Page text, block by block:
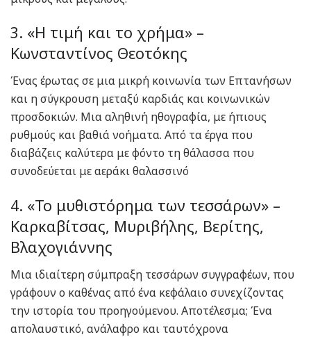
3. «Η τιμή και το χρήμα» –
Κωνσταντίνος Θεοτόκης
Ένας έρωτας σε μια μικρή κοινωνία των Επτανήσων
και η σύγκρουση μεταξύ καρδιάς και κοινωνικών
προσδοκιών. Μια αληθινή ηθογραφία, με ήπιους
ρυθμούς και βαθιά νοήματα. Από τα έργα που
διαβάζεις καλύτερα με φόντο τη θάλασσα που
συνοδεύεται με αεράκι θαλασσινό
4. «Το μυθιστόρημα των τεσσάρων» –
Καρκαβίτσας, Μυριβήλης, Βερίτης,
Βλαχογιάννης
Μια ιδιαίτερη σύμπραξη τεσσάρων συγγραφέων, που
γράφουν ο καθένας από ένα κεφάλαιο συνεχίζοντας
την ιστορία του προηγούμενου. Αποτέλεσμα; Ένα
απολαυστικό, ανάλαφρο και ταυτόχρονα